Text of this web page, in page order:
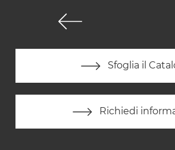
Sfoglia il
Richiedi